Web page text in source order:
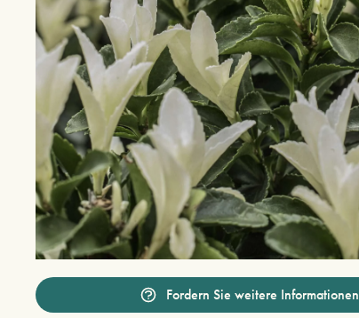
Fordern Sie weitere Informationen